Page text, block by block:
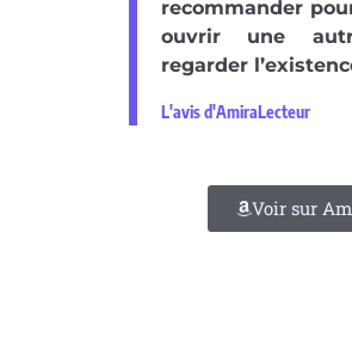
recommander
ouvrir une
regarder
L'avis d'AmiraLecteur
Voir sur